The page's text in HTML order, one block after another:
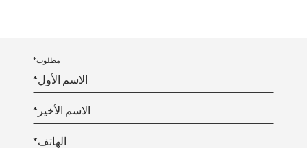
*مطلوب
*الاسم الأول
*الاسم الأخير
*الهاتف